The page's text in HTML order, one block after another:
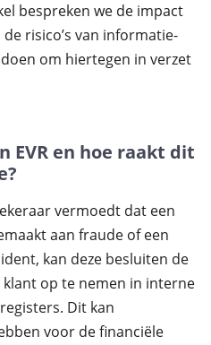
bespreken we de impact
risico’s van informatie-
om hiertegen in verzet
EVR en hoe raakt dit
vermoedt dat een
aan fraude of een
kan deze besluiten de
op te nemen in interne
Dit kan
voor de financiële